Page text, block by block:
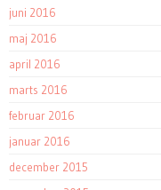
juni 2016
maj 2016
april 2016
marts 2016
februar 2016
januar 2016
december 2015